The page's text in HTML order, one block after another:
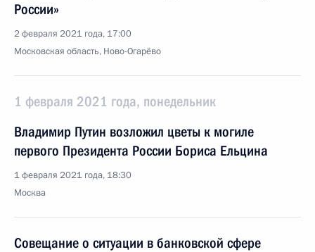
России»
2 февраля 2021 года, 17:00
Московская область, Ново-Огарёво
1 февраля 2021 года, понедельник
Владимир Путин возложил цветы к могиле
первого Президента России Бориса Ельцина
1 февраля 2021 года, 18:30
Москва
Совещание о ситуации в банковской сфере